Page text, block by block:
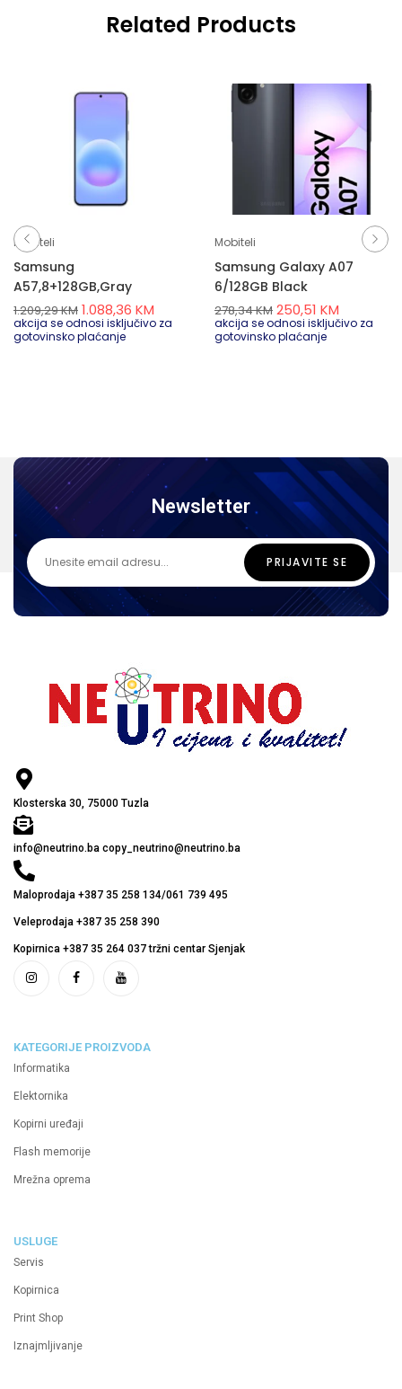
Related Products
Mobiteli
Samsung
A57,8+128GB,Gray
1.209,29KM 1.088,36 KM
akcija se odnosi isključivo za
gotovinsko plaćanje
Mobiteli
Samsung Galaxy A07
6/128GB Black
278,34KM 250,51 KM
akcija se odnosi isključivo za
gotovinsko plaćanje
Newsletter
Klosterska 30, 75000 Tuzla
info@neutrino.ba copy_neutrino@neutrino.ba
Maloprodaja +387 35 258 134/061 739 495
Veleprodaja +387 35 258 390
Kopirnica +387 35 264 037 tržni centar Sjenjak
KATEGORIJE PROIZVODA
Informatika
Elektornika
Kopirni uređaji
Flash memorije
Mrežna oprema
USLUGE
Servis
Kopirnica
Print Shop
Iznajmljivanje